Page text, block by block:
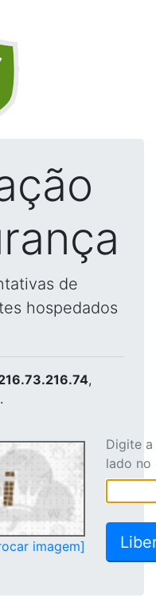
de
hospedados
,
imagem]
Digite
lado no